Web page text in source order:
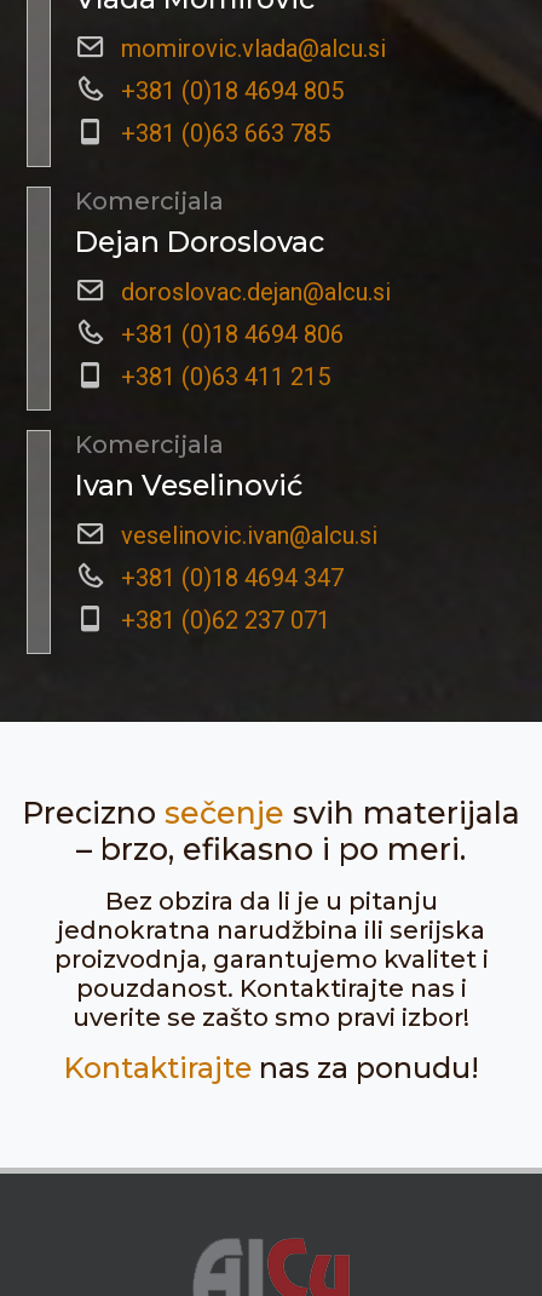
momirovic.vlada@alcu.si
+381 (0)18 4694 805
+381 (0)63 663 785
Komercijala
Dejan Doroslovac
doroslovac.dejan@alcu.si
+381 (0)18 4694 806
+381 (0)63 411 215
Komercijala
Ivan Veselinović
veselinovic.ivan@alcu.si
+381 (0)18 4694 347
+381 (0)62 237 071
Precizno sečenje svih materijala
– brzo, efikasno i po meri.
Bez obzira da li je u pitanju
jednokratna narudžbina ili serijska
proizvodnja, garantujemo kvalitet i
pouzdanost. Kontaktirajte nas i
uverite se zašto smo pravi izbor!
Kontaktirajtenas za ponudu!